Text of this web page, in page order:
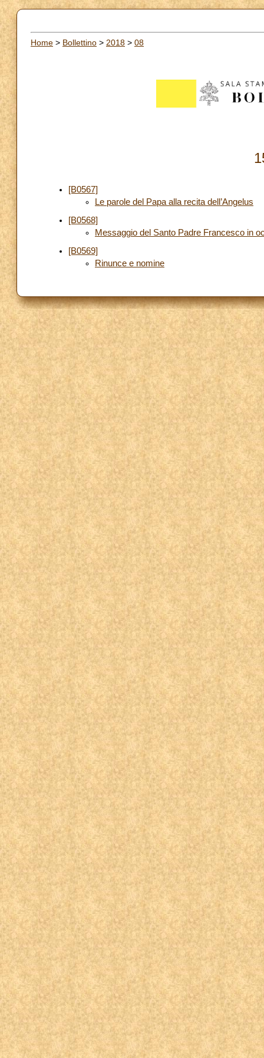
Home > Bollettino > 2018 > 08
[B0567]
Le parole del Papa alla recita dell’Angelus
[B0568]
Messaggio del Santo Padre Francesco in
[B0569]
Rinunce e nomine